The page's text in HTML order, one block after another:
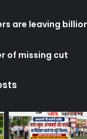
are leaving
of missing cut